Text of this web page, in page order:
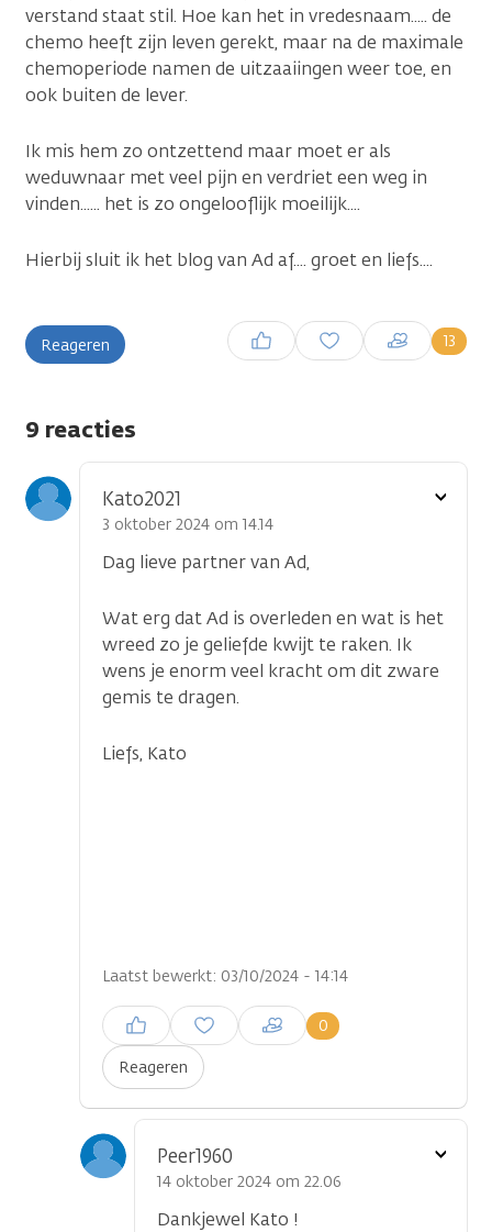
verstand staat stil. Hoe kan het in vredesnaam..... de
chemo heeft zijn leven gerekt, maar na de maximale
chemoperiode namen de uitzaaiingen weer toe, en
ook buiten de lever.
Ik mis hem zo ontzettend maar moet er als
weduwnaar met veel pijn en verdriet een weg in
vinden...... het is zo ongelooflijk moeilijk....
Hierbij sluit ik het blog van Ad af.... groet en liefs....
Reageren 13
Inloggen om een reactie te
plaatsen
9 reacties
Kato2021
3 oktober 2024 om 14.14
Dag lieve partner van Ad,
Wat erg dat Ad is overleden en wat is het
wreed zo je geliefde kwijt te raken. Ik
wens je enorm veel kracht om dit zware
gemis te dragen.
Liefs, Kato
Laatst bewerkt: 03/10/2024 - 14:14
Reageren
0
Inloggen om een reactie te
plaatsen
Toon
Peer1960
14 oktober 2024 om 22.06
Dankjewel Kato !
Toon